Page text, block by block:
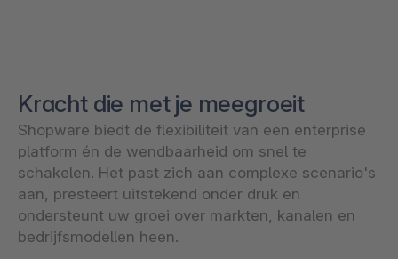
Kracht die met je meegroeit
Shopware biedt de flexibiliteit van een enterprise
platform én de wendbaarheid om snel te
schakelen. Het past zich aan complexe scenario's
aan, presteert uitstekend onder druk en
ondersteunt uw groei over markten, kanalen en
bedrijfsmodellen heen.